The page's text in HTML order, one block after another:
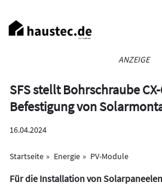
zum
Inhalt
ANZEIGE
SFS stellt Bohrschraube
Befestigung von
16.04.2024
Startseite Energie PV-Module
Für die Installation von